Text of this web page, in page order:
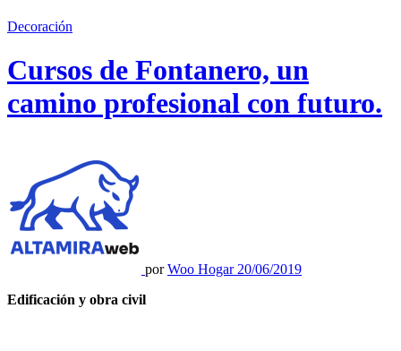
Decoración
Cursos de Fontanero, un
camino profesional con futuro.
porWoo Hogar 20/06/2019
Edificación y obra civil